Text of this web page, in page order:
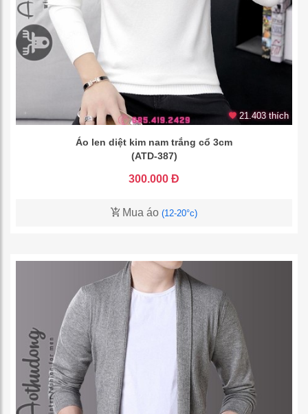
21.403 thích
Áo len diệt kim nam trắng cổ 3cm
(ATD-387)
300.000 Đ
Mua áo (12-20°c)